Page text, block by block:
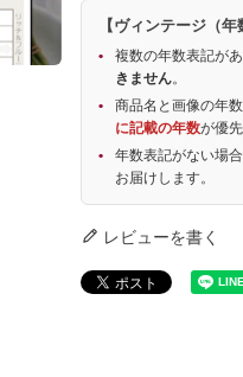
【ヴィンテージ（
複数の年数表記が
きません。
商品名と画像の年
に記載の年数が優
年数表記がない場
お届けします。
レビューを書く